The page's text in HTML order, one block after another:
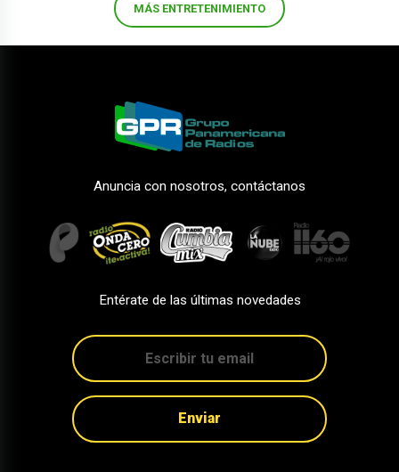
MÁS ENTRETENIMIENTO
Anuncia con nosotros, contáctanos
Entérate de las últimas novedades
Enviar